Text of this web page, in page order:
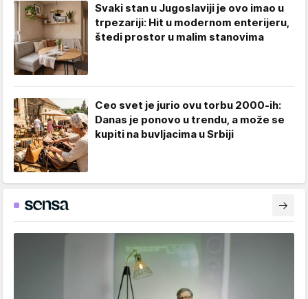
Svaki stan u Jugoslaviji je ovo imao u
trpezariji: Hit u modernom enterijeru,
štedi prostor u malim stanovima
Ceo svet je jurio ovu torbu 2000-ih:
Danas je ponovo u trendu, a može se
kupiti na buvljacima u Srbiji